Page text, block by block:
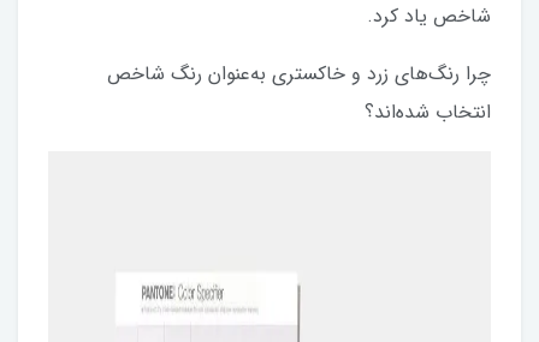
شاخص یاد کرد.
چرا رنگ‌های زرد و خاکستری به‌عنوان رنگ شاخص
انتخاب شده‌اند؟